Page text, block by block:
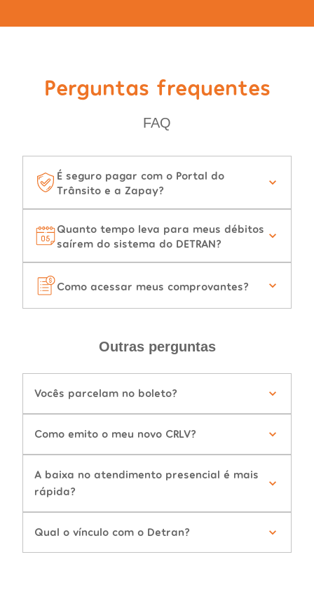
Perguntas frequentes
FAQ
É seguro pagar com o Portal do
Trânsito e a Zapay?
Quanto tempo leva para meus débitos
saírem do sistema do DETRAN?
Como acessar meus comprovantes?
Outras perguntas
Vocês parcelam no boleto?
Como emito o meu novo CRLV?
A baixa no atendimento presencial é mais
rápida?
Qual o vínculo com o Detran?